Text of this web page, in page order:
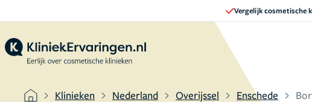
Vergelijk cosmetische
Klinieken Nederland Overijssel Enschede